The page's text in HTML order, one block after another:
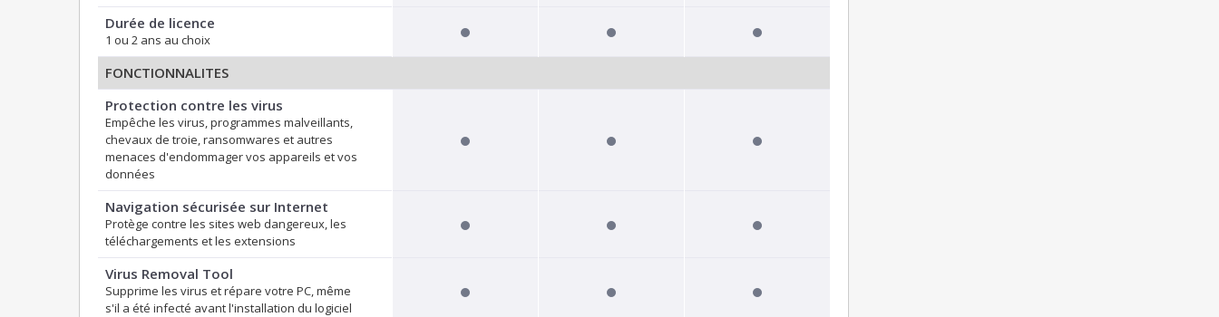
Durée de licence
1 ou 2 ans au choix
FONCTIONNALITES
Protection contre les virus
Empêche les virus, programmes malveillants,
chevaux de troie, ransomwares et autres
menaces d'endommager vos appareils et vos
données
Navigation sécurisée sur Internet
Protège contre les sites web dangereux, les
téléchargements et les extensions
Virus Removal Tool
Supprime les virus et répare votre PC, même
s'il a été infecté avant l'installation du logiciel